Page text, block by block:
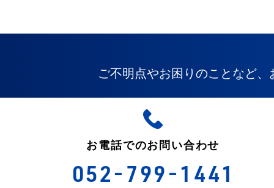
ご不明点やお困りのことなど
お電話でのお問い合わせ
052-799-1441